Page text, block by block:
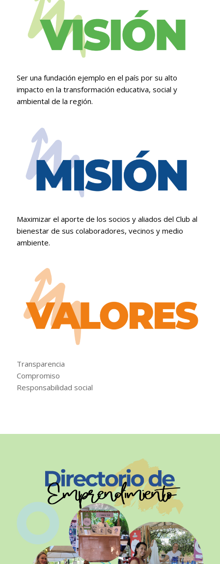
Ser una fundación ejemplo en el país por su alto
impacto en la transformación educativa, social y
ambiental de la región.
Maximizar el aporte de los socios y aliados del Club al
bienestar de sus colaboradores, vecinos y medio
ambiente.
Transparencia
Compromiso
Responsabilidad social